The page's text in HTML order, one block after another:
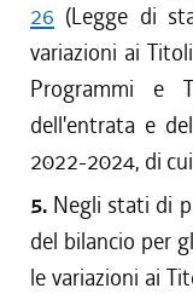
26 (Legge di
variazioni ai
Programmi e
dell'entrata e
2022-2024, di
5. Negli stati di
del bilancio per
le variazioni ai